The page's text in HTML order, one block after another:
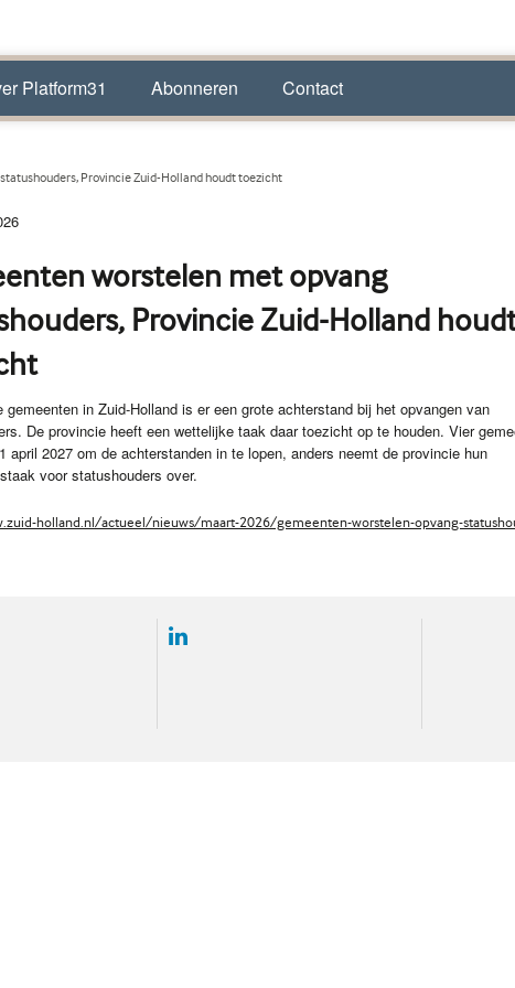
Platform31 Abonneren Contact
Provincie Zuid-Holland houdt toezicht
worstelen met opvang
Provincie Zuid-Holland
gemeenten in Zuid-Holland is er een grote achterstand bij het opvangen van
De provincie heeft een wettelijke taak daar toezicht op te houden. Vier
april 2027 om de achterstanden in te lopen, anders neemt de provincie hun
voor statushouders over.
holland.nl/actueel/nieuws/maart-2026/gemeenten-worstelen-opvang-